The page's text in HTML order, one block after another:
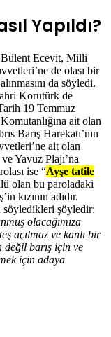
Yapıldı?
Bülent Ecevit, Milli
de olası bir
da söyledi.
Korutürk de
19 Temmuz
ait olan
Barış Harekatı’nın
ait olan
Yavuz Plajı’na
ise “Ayşe tatile
olan bu paroladaki
kızının adıdır.
söyledikleri şöyledir:
olacağımıza
açılmaz ve kanlı bir
değil barış için ve
için adaya